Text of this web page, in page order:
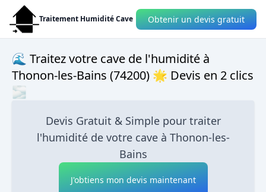
Traitement Humidité Cave Obtenir un devis gratuit
🌊 Traitez votre cave de l'humidité à
Thonon-les-Bains (74200) 🌟 Devis en 2 clics
🌫
Devis Gratuit & Simple pour traiter
l'humidité de votre cave à Thonon-les-
Bains
J'obtiens mon devis maintenant